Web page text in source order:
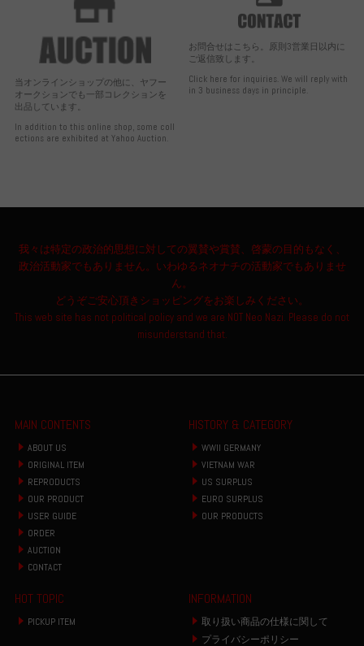
当オンラインショップの他に、ヤフー
オークションでも一部コレクションを
出品しています。
In addition to this online shop, some coll
ections are exhibited at Yahoo Auction.
お問合せはこちら。原則3営業日以内に
ご返信致します。
Click here for inquiries. We will reply with
in 3 business days in principle.
我々は特定の政治的思想に対しての翼賛や賞賛、啓蒙の目的もなく、
政治活動家でもありません。いわゆるネオナチの活動家でもありませ
ん。
どうぞご安心頂きショッピングをお楽しみください。
This web site has not political policy and we are NOT Neo Nazi. Please do not
misunderstand that.
MAIN CONTENTS
ABOUT US
ORIGINAL ITEM
REPRODUCTS
OUR PRODUCT
USER GUIDE
ORDER
AUCTION
CONTACT
HISTORY & CATEGORY
WWII GERMANY
VIETNAM WAR
US SURPLUS
EURO SURPLUS
OUR PRODUCTS
HOT TOPIC
PICKUP ITEM
INFORMATION
取り扱い商品の仕様に関して
プライバシーポリシー